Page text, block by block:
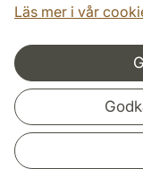
Läs mer i vår